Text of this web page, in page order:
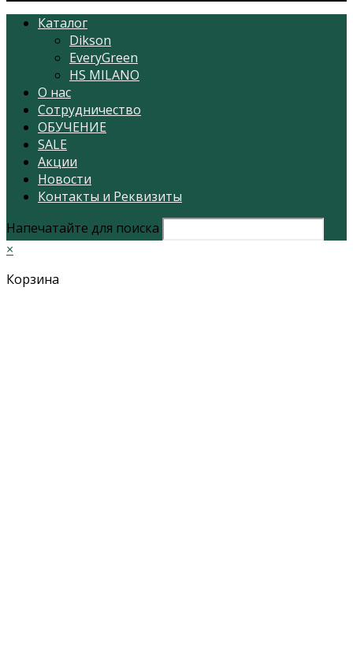
Каталог
Dikson
EveryGreen
HS MILANO
О нас
Сотрудничество
ОБУЧЕНИЕ
SALE
Акции
Новости
Контакты и Реквизиты
Напечатайте для поиска
×
Корзина